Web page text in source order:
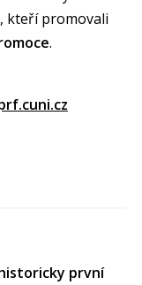
kteří promovali
.
první